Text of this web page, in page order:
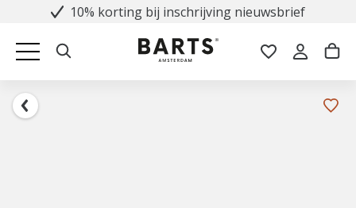
10% korting bij inschrijving nieuwsbrief